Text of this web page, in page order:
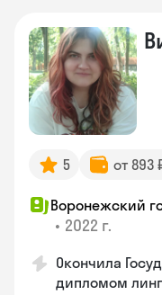
5 от 893
Воронежский
• 2022 г.
Окончила
дипломом